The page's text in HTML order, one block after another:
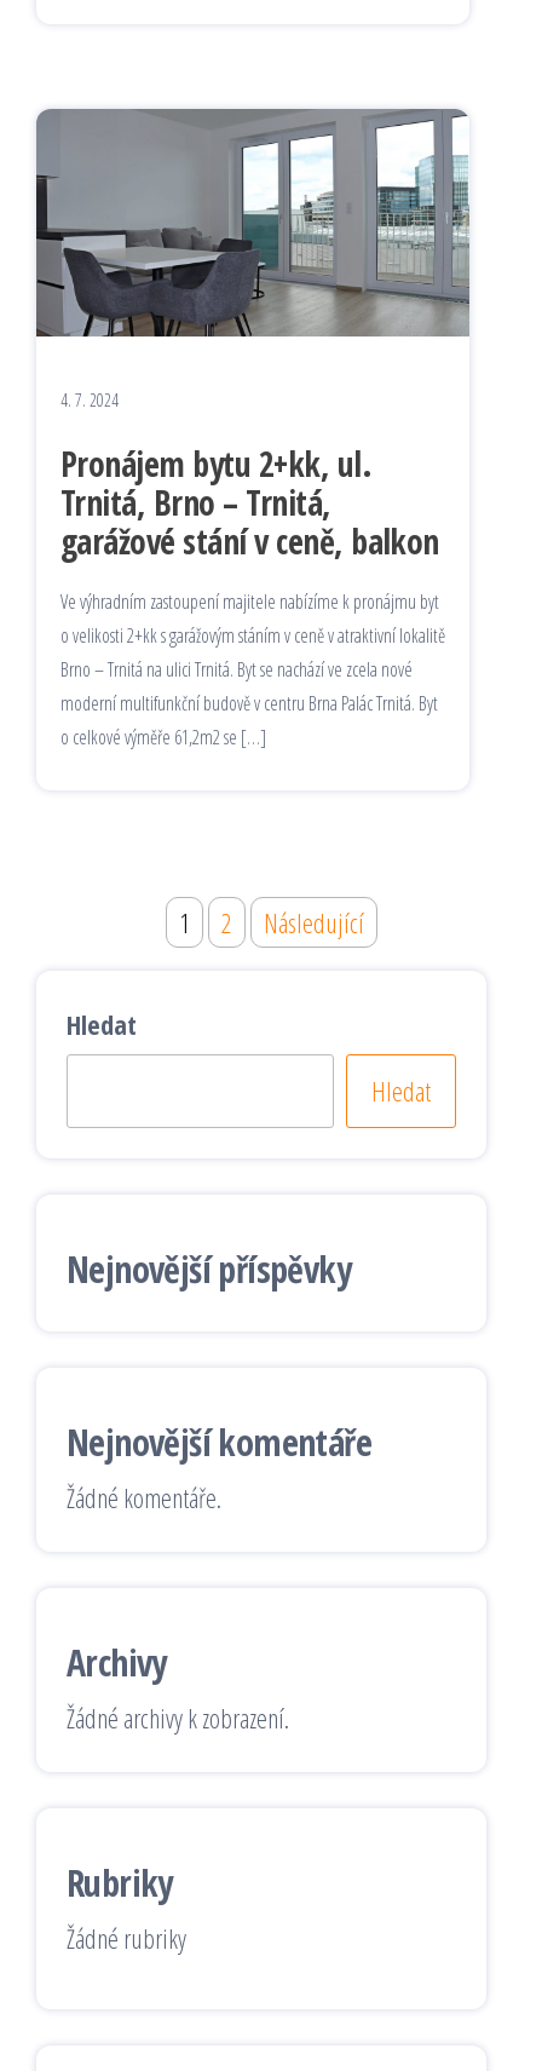
4. 7. 2024
Pronájem bytu 2+kk, ul.
Trnitá, Brno – Trnitá,
garážové stání v ceně, balkon
Ve výhradním zastoupení majitele nabízíme k pronájmu byt
o velikosti 2+kk s garážovým stáním v ceně v atraktivní lokalitě
Brno – Trnitá na ulici Trnitá. Byt se nachází ve zcela nové
moderní multifunkční budově v centru Brna Palác Trnitá. Byt
o celkové výměře 61,2m2 se […]
Stránkování
příspěvků
1 2 Následující
Hledat
Hledat
Nejnovější příspěvky
Nejnovější komentáře
Žádné komentáře.
Archivy
Žádné archivy k zobrazení.
Rubriky
Žádné rubriky